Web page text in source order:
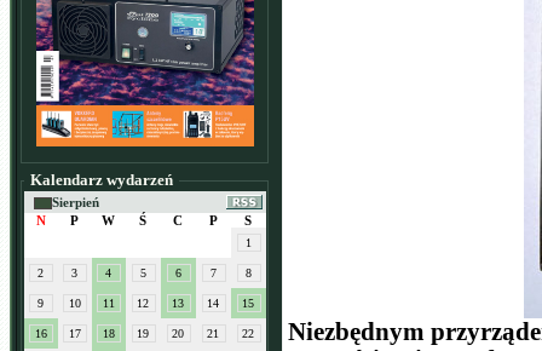
Kalendarz wydarzeń
Sierpień
N
P W Ś C P S
1
2 3 4 5 6 7 8
9 10 11 12 13 14 15
16 17 18 19 20 21 22
Niezbędnym